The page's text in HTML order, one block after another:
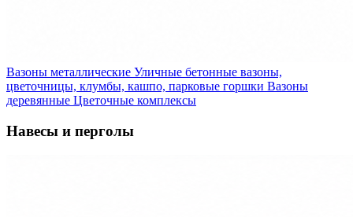
Вазоны металлические Уличные бетонные вазоны,
цветочницы, клумбы, кашпо, парковые горшки Вазоны
деревянные Цветочные комплексы
Навесы и перголы